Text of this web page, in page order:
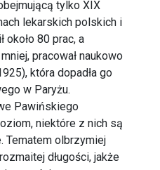
tylko XIX
lekarskich polskich i
około 80 prac, a
pracował naukowo
która dopadła go
w Paryżu.
Pawińskiego
niektóre z nich są
Tematem olbrzymiej
długości, jakże